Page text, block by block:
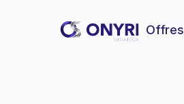
Offres